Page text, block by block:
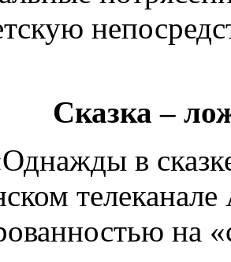
Сказка –
в
на